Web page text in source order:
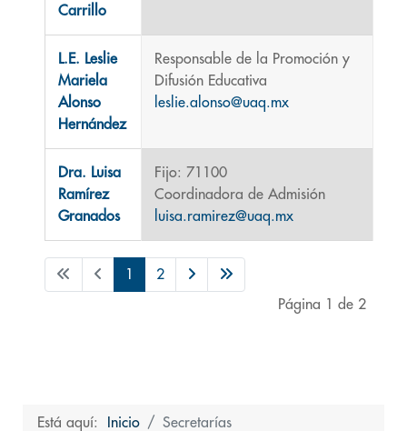
Carrillo
L.E. Leslie
Mariela
Alonso
Hernández
Responsable de la Promoción y
Difusión Educativa
leslie.alonso@uaq.mx
Dra. Luisa
Ramírez
Granados
Fijo: 71100
Coordinadora de Admisión
luisa.ramirez@uaq.mx
Página 1 de 2
1 2
Está aquí: Inicio Secretarías